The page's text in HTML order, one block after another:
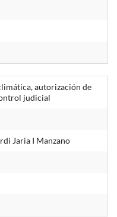
autorización de
judicial
Jaria I Manzano